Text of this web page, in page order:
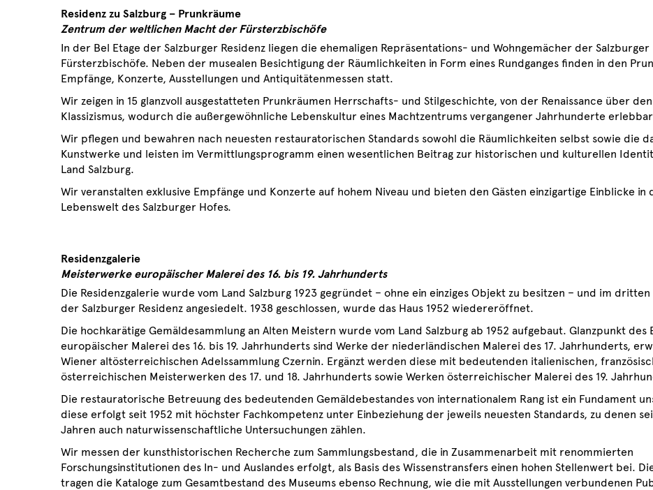
Residenz zu Salzburg – Prunkräume
Zentrum der weltlichen Macht der Fürsterzbischöfe
In der Bel Etage der Salzburger Residenz liegen die ehemaligen Repräsentations- und Wohngemächer der Salzburger
Fürsterzbischöfe. Neben der musealen Besichtigung der Räumlichkeiten in Form eines Rundganges finden in den
Empfänge, Konzerte, Ausstellungen und Antiquitätenmessen statt.
Wir zeigen in 15 glanzvoll ausgestatteten Prunkräumen Herrschafts- und Stilgeschichte, von der Renaissance über
Klassizismus, wodurch die außergewöhnliche Lebenskultur eines Machtzentrums vergangener Jahrhunderte
Wir pflegen und bewahren nach neuesten restauratorischen Standards sowohl die Räumlichkeiten selbst sowie die
Kunstwerke und leisten im Vermittlungsprogramm einen wesentlichen Beitrag zur historischen und kulturellen
Land Salzburg.
Wir veranstalten exklusive Empfänge und Konzerte auf hohem Niveau und bieten den Gästen einzigartige Einblicke in
Lebenswelt des Salzburger Hofes.
Residenzgalerie
Meisterwerke europäischer Malerei des 16. bis 19. Jahrhunderts
Die Residenzgalerie wurde vom Land Salzburg 1923 gegründet – ohne ein einziges Objekt zu besitzen – und im
der Salzburger Residenz angesiedelt. 1938 geschlossen, wurde das Haus 1952 wiedereröffnet.
Die hochkarätige Gemäldesammlung an Alten Meistern wurde vom Land Salzburg ab 1952 aufgebaut. Glanzpunkt des
europäischer Malerei des 16. bis 19. Jahrhunderts sind Werke der niederländischen Malerei des 17. Jahrhunderts,
Wiener altösterreichischen Adelssammlung Czernin. Ergänzt werden diese mit bedeutenden italienischen,
österreichischen Meisterwerken des 17. und 18. Jahrhunderts sowie Werken österreichischer Malerei des 19.
Die restauratorische Betreuung des bedeutenden Gemäldebestandes von internationalem Rang ist ein Fundament
diese erfolgt seit 1952 mit höchster Fachkompetenz unter Einbeziehung der jeweils neuesten Standards, zu denen
Jahren auch naturwissenschaftliche Untersuchungen zählen.
Wir messen der kunsthistorischen Recherche zum Sammlungsbestand, die in Zusammenarbeit mit renommierten
Forschungsinstitutionen des In- und Auslandes erfolgt, als Basis des Wissenstransfers einen hohen Stellenwert bei.
tragen die Kataloge zum Gesamtbestand des Museums ebenso Rechnung, wie die mit Ausstellungen verbundenen